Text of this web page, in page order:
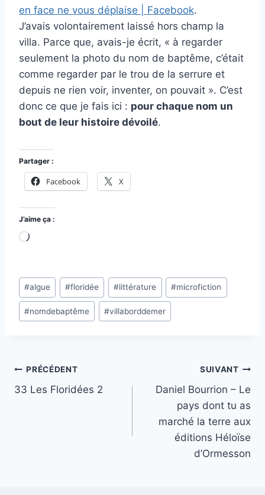
en face ne vous déplaise | Facebook.
J’avais volontairement laissé hors champ la
villa. Parce que, avais-je écrit, « à regarder
seulement la photo du nom de baptême, c’était
comme regarder par le trou de la serrure et
depuis ne rien voir, inventer, on pouvait ». C’est
donc ce que je fais ici : pour chaque nom un
bout de leur histoire dévoilé.
Partager :
Facebook X
J’aime ça :
C
r
g
e
n
Étiquettes
de
la
#algue #floridée #littérature #microfiction
#nomdebaptême #villaborddemer
Navigation
de
PRÉCÉDENT
33 Les Floridées 2
SUIVANT
Daniel Bourrion – Le
pays dont tu as
marché la terre aux
éditions Héloïse
d’Ormesson